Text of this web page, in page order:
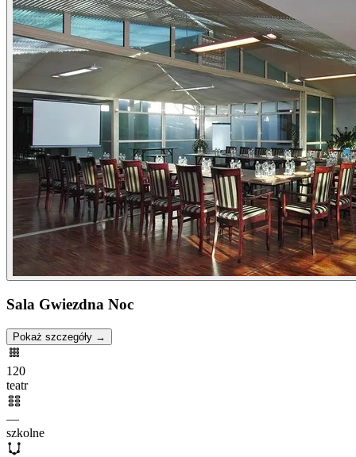
Sala Gwiezdna Noc
Pokaż szczegóły →
120
teatr
—
szkolne